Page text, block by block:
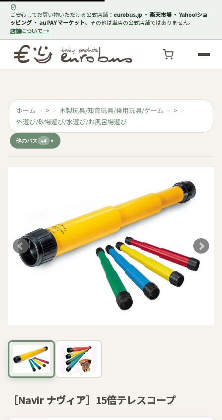
ご安心してお買い物いただける公式店舗： eurobus.jp ・ 楽天市場 ・ Yahoo!ショ
ッピング ・ au PAY マーケット。その他は当店の公式店舗ではありません。
店舗について →
ホーム > 木製玩具/知育玩具/乗用玩具/ゲーム
>
外遊び/砂場遊び/水遊び/お風呂場遊び
他のパス +4
［Navir ナヴィア］15倍テレスコープ